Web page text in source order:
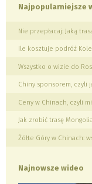
Najpopularniejsze
Nie przepłacaj: Jaką
Ile kosztuje podróż
Wszystko o wizie do
Chiny sponsorem, czyli
Ceny w Chinach, czyli
Jak zrobić trasę
Żółte Góry w Chinach:
Najnowsze wideo